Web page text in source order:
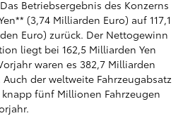
Betriebsergebnis des Konzerns
(3,74 Milliarden Euro) auf 117,1
Euro) zurück. Der Nettogewinn
liegt bei 162,5 Milliarden Yen
waren es 382,7 Milliarden
der weltweite Fahrzeugabsatz
fünf Millionen Fahrzeugen